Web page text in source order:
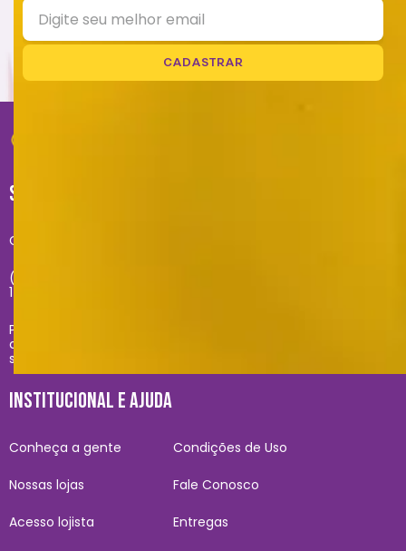
CADASTRAR
SUPORTE
Central de atendimento exclusivo do site:
(11) 2681-4020 - Segunda à sexta das 09h até às
17h
Problemas com sua compra no site, entre em
contato com
sacecommerce@zonacriativa.com.br
INSTITUCIONAL E AJUDA
Conheça a gente
Nossas lojas
Acesso lojista
Condições de Uso
Fale Conosco
Entregas